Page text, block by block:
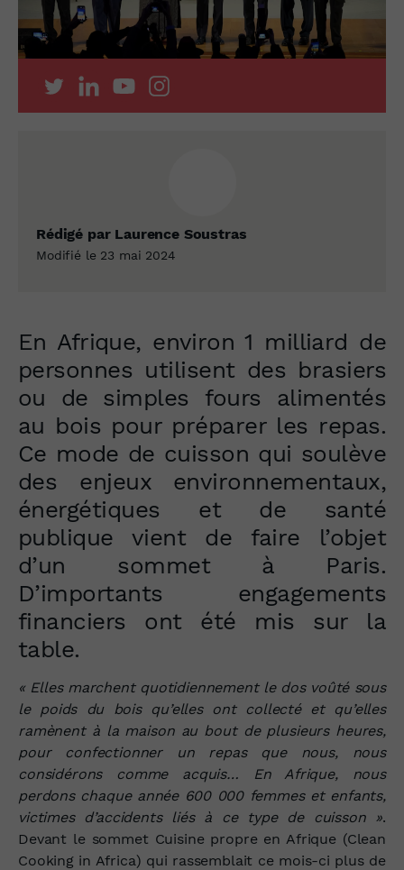
Rédigé par Laurence Soustras
Modifié le 23 mai 2024
En Afrique, environ 1 milliard de
personnes utilisent des brasiers
ou de simples fours alimentés
au bois pour préparer les repas.
Ce mode de cuisson qui soulève
des enjeux environnementaux,
énergétiques et de santé
publique vient de faire l’objet
d’un sommet à Paris.
D’importants engagements
financiers ont été mis sur la
table.
« Elles marchent quotidiennement le dos voûté sous
le poids du bois qu’elles ont collecté et qu’elles
ramènent à la maison au bout de plusieurs heures,
pour confectionner un repas que nous, nous
considérons comme acquis… En Afrique, nous
perdons chaque année 600 000 femmes et enfants,
victimes d’accidents liés à ce type de cuisson ».
Devant le sommet Cuisine propre en Afrique (Clean
Cooking in Africa) qui rassemblait ce mois-ci plus de